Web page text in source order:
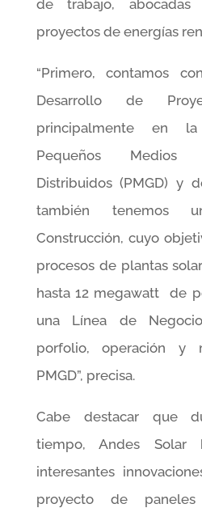
de trabajo,
proyectos de energías
“Primero, contamos
Desarrollo de
principalmente en
Pequeños Medios
Distribuidos (PMGD) y
también tenemos
Construcción, cuyo
procesos de plantas
hasta 12 megawatt de
una Línea de
porfolio, operación y
PMGD”, precisa.
Cabe destacar que
tiempo, Andes Solar
interesantes
proyecto de